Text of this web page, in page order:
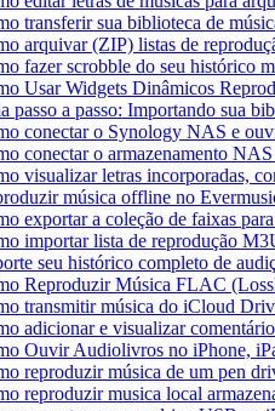
transferir sua biblioteca de
arquivar (ZIP) listas de
fazer scrobble do seu histórico
Usar Widgets Dinâmicos
passo a passo: Importando sua
conectar o Synology NAS e
conectar o armazenamento
visualizar letras incorporadas,
música offline no
exportar a coleção de faixas
importar lista de reprodução
seu histórico completo de
Reproduzir Música FLAC
transmitir música do iCloud
adicionar e visualizar
Ouvir Audiolivros no iPhone,
reproduzir música de um pen
reproduzir musica local